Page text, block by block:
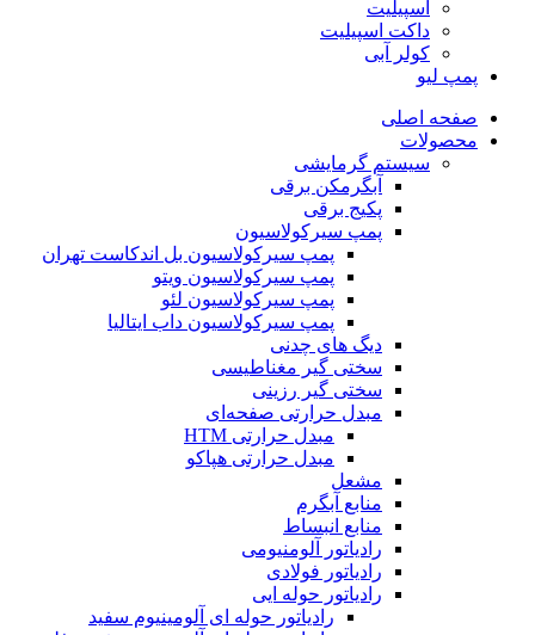
اسپیلیت
داکت اسپیلیت
کولر آبی
پمپ لیو
صفحه اصلی
محصولات
سیستم گرمایشی
آبگرمکن برقی
پکیج برقی
پمپ سیرکولاسیون
پمپ سیرکولاسیون بل اندکاست تهران
پمپ سیرکولاسیون ویتو
پمپ سیرکولاسیون لئو
پمپ سیرکولاسیون داب ایتالیا
دیگ های چدنی
سختی گیر مغناطیسی
سختی گیر رزینی
مبدل حرارتی صفحه‌ای
مبدل حرارتی HTM‎
مبدل حرارتی هپاکو
مشعل
منابع آبگرم
منابع انبساط
رادیاتور آلومنیومی
رادیاتور فولادی
رادیاتور حوله ایی
رادیاتور حوله ای آلومینیوم سفید